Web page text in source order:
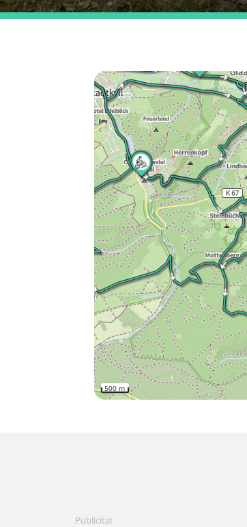
500 m
Publicitat